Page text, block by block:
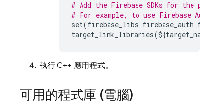
# Add the Firebase SDKs for the
# For example, to use Firebase
set(firebase_libs firebase_auth
target_link_libraries(${target_name
執行 C++ 應用程式。
可用的程式庫 (電腦)